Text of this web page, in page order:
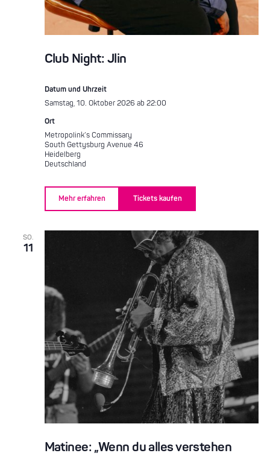
Club Night: Jlin
Datum und Uhrzeit
Samstag, 10. Oktober 2026 ab 22:00
Ort
Metropolink’s Commissary
South Gettysburg Avenue 46
Heidelberg
Deutschland
Mehr erfahren Tickets kaufen
SO.
11
Matinee: „Wenn du alles verstehen